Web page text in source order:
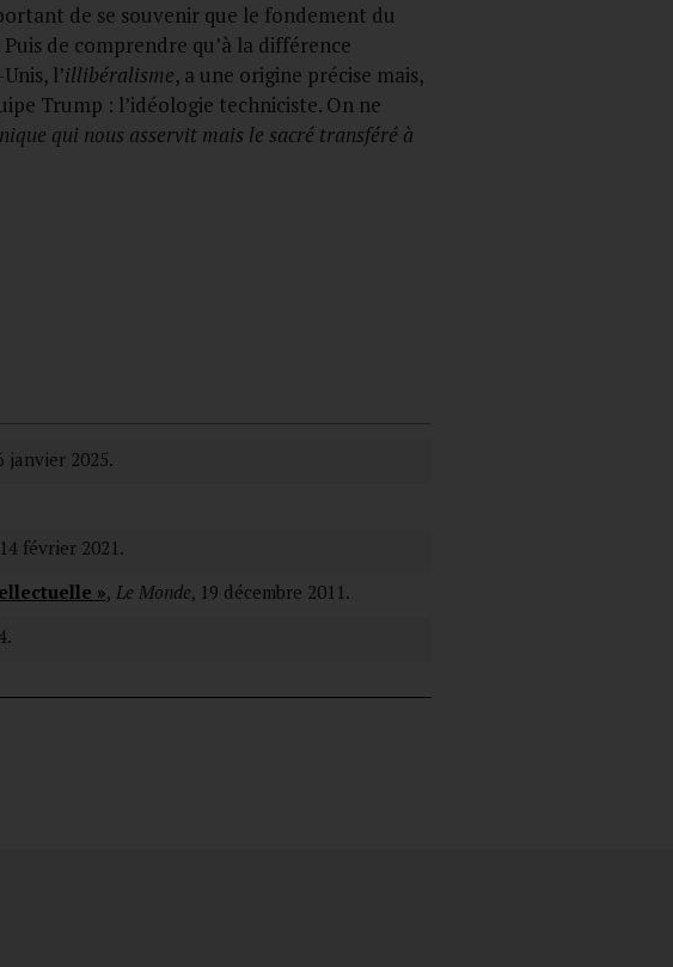
de se souvenir que le fondement du
de comprendre qu’à la différence
l’illibéralisme, a une origine précise mais,
Trump : l’idéologie techniciste. On ne
qui nous asservit mais le sacré transféré à
janvier 2025.
février 2021.
», Le Monde, 19 décembre 2011.